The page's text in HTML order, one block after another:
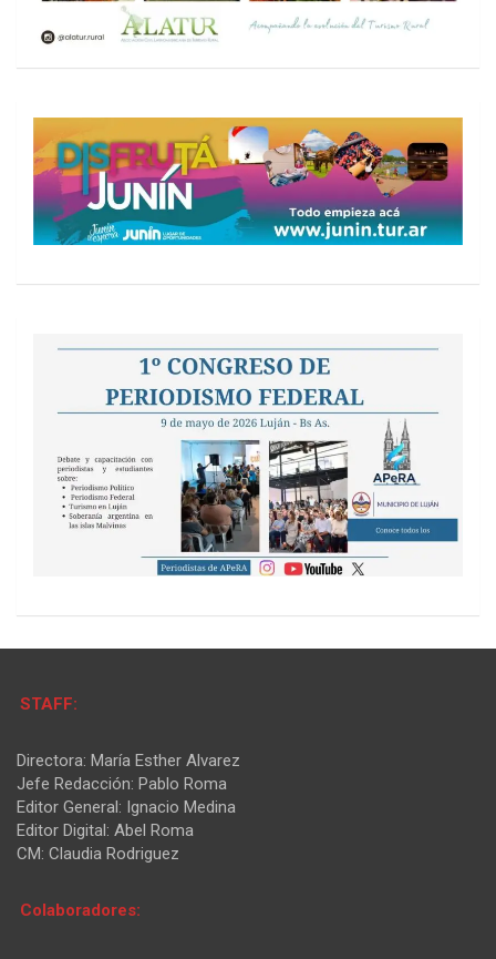
STAFF:
Directora: María Esther Alvarez
Jefe Redacción: Pablo Roma
Editor General: Ignacio Medina
Editor Digital: Abel Roma
CM: Claudia Rodriguez
Colaboradores: